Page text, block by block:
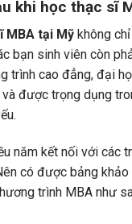
khi học thạc sĩ
MBA tại Mỹ không
bạn sinh viên còn
trình cao đẳng, đại
được trọng dụng
năm kết nối với các
có được bảng
trình MBA như